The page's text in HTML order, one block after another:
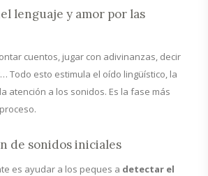
lenguaje y amor por las
cuentos, jugar con adivinanzas, decir
Todo esto estimula el oído lingüístico, la
atención a los sonidos. Es la fase más
de sonidos iniciales
es ayudar a los peques a detectar el